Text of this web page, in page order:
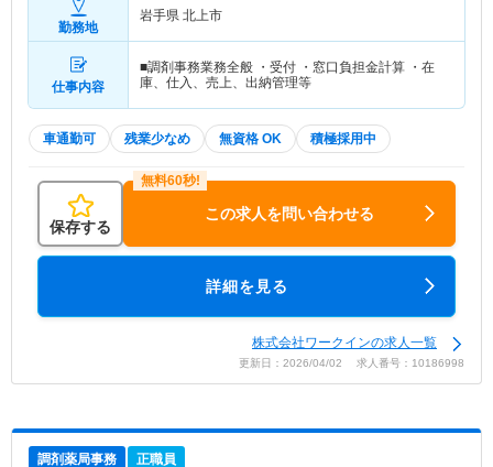
勤務地
岩手県 北上市
仕事内容
■調剤事務業務全般 ・受付 ・窓口負担金計算 ・在
庫、仕入、売上、出納管理等
車通勤可 残業少なめ 無資格 OK 積極採用中
保存する
この求人を問い合わせる
詳細を見る
株式会社ワークインの求人一覧
更新日：2026/04/02 求人番号：10186998
調剤薬局事務 正職員